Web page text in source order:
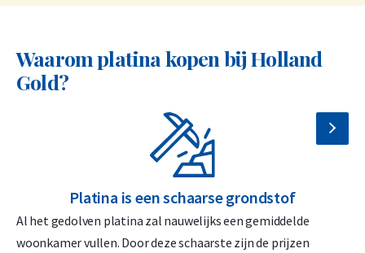
Waarom platina kopen bij Holland
Gold?
Platina is een schaarse grondstof
Al het gedolven platina zal nauwelijks een gemiddelde
woonkamer vullen. Door deze schaarste zijn de prijzen